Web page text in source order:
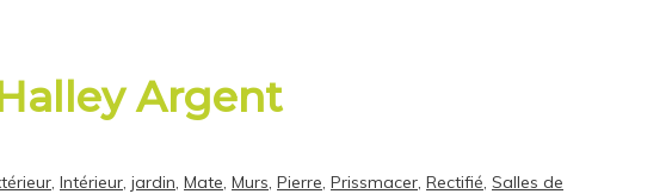
Argent
, Intérieur, jardin, Mate, Murs, Pierre, Prissmacer, Rectifié, Salles de